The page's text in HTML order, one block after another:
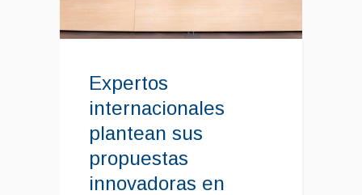
Expertos
internacionales
plantean sus
propuestas
innovadoras en